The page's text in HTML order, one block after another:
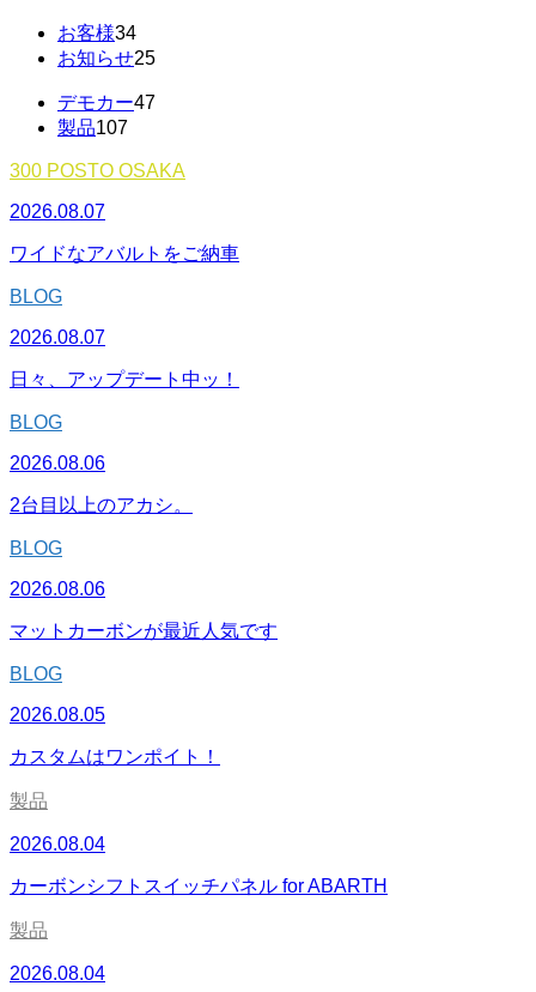
お客様34
お知らせ25
デモカー47
製品107
300 POSTO OSAKA
2026.08.07
ワイドなアバルトをご納車
BLOG
2026.08.07
日々、アップデート中ッ！
BLOG
2026.08.06
2台目以上のアカシ。
BLOG
2026.08.06
マットカーボンが最近人気です
BLOG
2026.08.05
カスタムはワンポイト！
製品
2026.08.04
カーボンシフトスイッチパネル for ABARTH
製品
2026.08.04